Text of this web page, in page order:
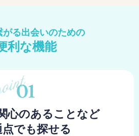
がる出会いのための
利な機能
心のあることなど
点でも探せる